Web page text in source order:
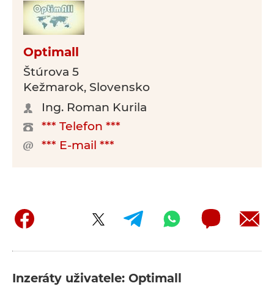
Optimall
Štúrova 5
Kežmarok, Slovensko
Ing. Roman Kurila
*** Telefon ***
*** E-mail ***
Inzeráty uživatele: Optimall